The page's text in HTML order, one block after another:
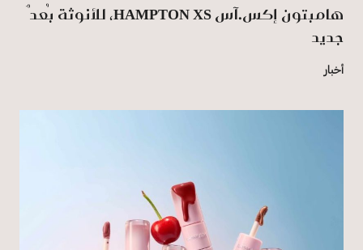
هامبتون إكس.آس HAMPTON XS، للأنوثة بُعدٌ
جديد
أخبار